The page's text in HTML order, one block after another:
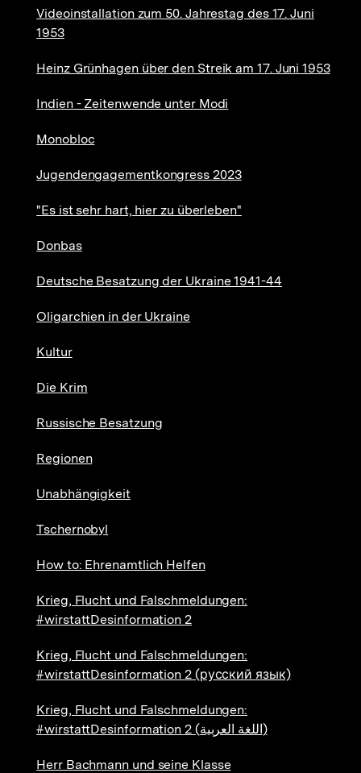
Videoinstallation zum 50. Jahrestag des 17. Juni
1953
Heinz Grünhagen über den Streik am 17. Juni 1953
Indien - Zeitenwende unter Modi
Monobloc
Jugendengagementkongress 2023
"Es ist sehr hart, hier zu überleben"
Donbas
Deutsche Besatzung der Ukraine 1941-44
Oligarchien in der Ukraine
Kultur
Die Krim
Russische Besatzung
Regionen
Unabhängigkeit
Tschernobyl
How to: Ehrenamtlich Helfen
Krieg, Flucht und Falschmeldungen:
#wirstattDesinformation 2
Krieg, Flucht und Falschmeldungen:
#wirstattDesinformation 2 (русский язык)
Krieg, Flucht und Falschmeldungen:
#wirstattDesinformation 2 (اللغة العربية)
Herr Bachmann und seine Klasse